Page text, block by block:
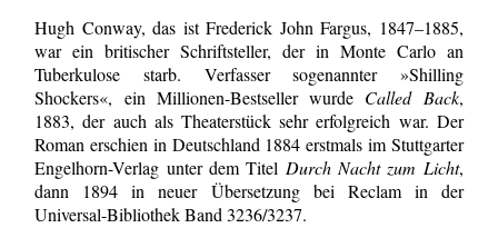
Hugh Conway, das ist Frederick John Fargus, 1847–1885,
war ein britischer Schriftsteller, der in Monte Carlo an
Tuberkulose starb. Verfasser sogenannter »Shilling
Shockers«, ein Millionen-Bestseller wurde Called Back,
1883, der auch als Theaterstück sehr erfolgreich war. Der
Roman erschien in Deutschland 1884 erstmals im Stuttgarter
Engelhorn-Verlag unter dem Titel Durch Nacht zum Licht,
dann 1894 in neuer Übersetzung bei Reclam in der
Universal-Bibliothek Band 3236/3237.